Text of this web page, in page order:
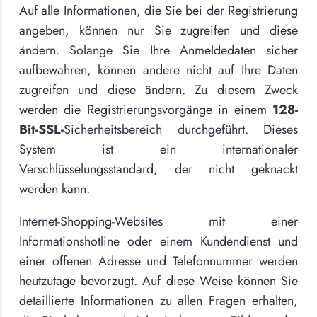
Auf alle Informationen, die Sie bei der Registrierung
angeben, können nur Sie zugreifen und diese
ändern. Solange Sie Ihre Anmeldedaten sicher
aufbewahren, können andere nicht auf Ihre Daten
zugreifen und diese ändern. Zu diesem Zweck
werden die Registrierungsvorgänge in einem 128-
Bit-SSL-Sicherheitsbereich durchgeführt. Dieses
System ist ein internationaler
Verschlüsselungsstandard, der nicht geknackt
werden kann.
Internet-Shopping-Websites mit einer
Informationshotline oder einem Kundendienst und
einer offenen Adresse und Telefonnummer werden
heutzutage bevorzugt. Auf diese Weise können Sie
detaillierte Informationen zu allen Fragen erhalten,